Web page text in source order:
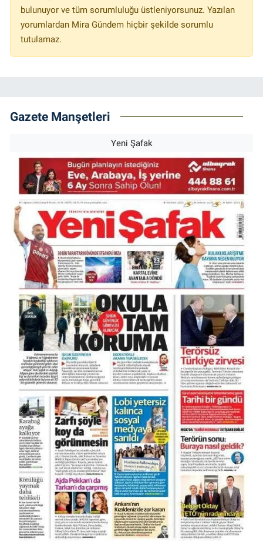
bulunuyor ve tüm sorumluluğu üstleniyorsunuz. Yazılan
yorumlardan Mira Gündem hiçbir şekilde sorumlu
tutulamaz.
Gazete Manşetleri
Yeni Şafak